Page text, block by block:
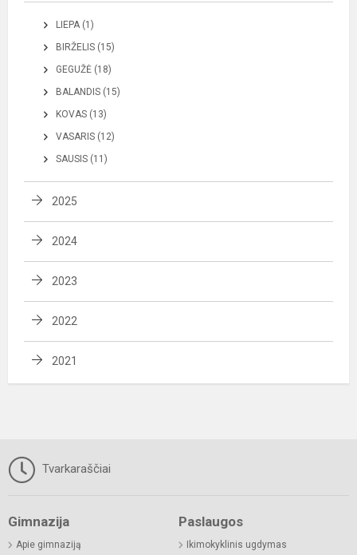
LIEPA (1)
BIRŽELIS (15)
GEGUŽĖ (18)
BALANDIS (15)
KOVAS (13)
VASARIS (12)
SAUSIS (11)
2025
2024
2023
2022
2021
Tvarkaraščiai
Gimnazija
Apie gimnaziją
Paslaugos
Ikimokyklinis ugdymas